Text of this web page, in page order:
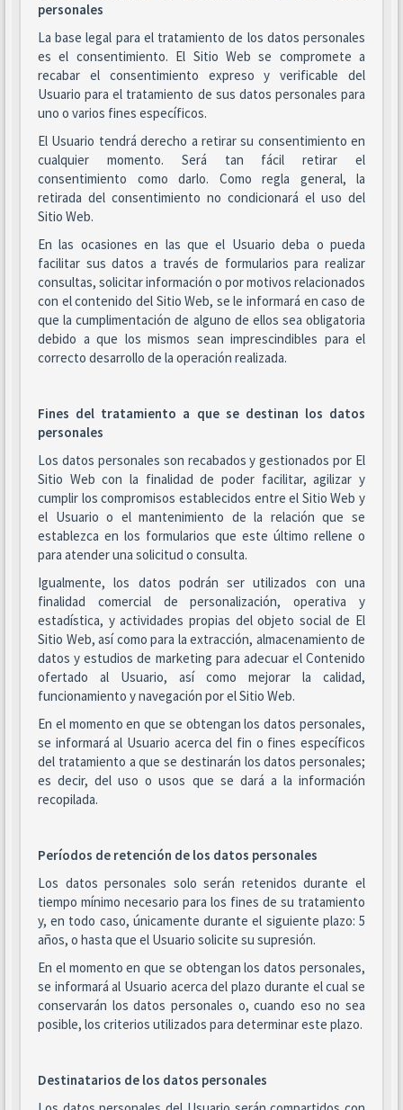
personales
La base legal para el tratamiento de los datos personales
es el consentimiento. El Sitio Web se compromete a
recabar el consentimiento expreso y verificable del
Usuario para el tratamiento de sus datos personales para
uno o varios fines específicos.
El Usuario tendrá derecho a retirar su consentimiento en
cualquier momento. Será tan fácil retirar el
consentimiento como darlo. Como regla general, la
retirada del consentimiento no condicionará el uso del
Sitio Web.
En las ocasiones en las que el Usuario deba o pueda
facilitar sus datos a través de formularios para realizar
consultas, solicitar información o por motivos relacionados
con el contenido del Sitio Web, se le informará en caso de
que la cumplimentación de alguno de ellos sea obligatoria
debido a que los mismos sean imprescindibles para el
correcto desarrollo de la operación realizada.
Fines del tratamiento a que se destinan los datos
personales
Los datos personales son recabados y gestionados por El
Sitio Web con la finalidad de poder facilitar, agilizar y
cumplir los compromisos establecidos entre el Sitio Web y
el Usuario o el mantenimiento de la relación que se
establezca en los formularios que este último rellene o
para atender una solicitud o consulta.
Igualmente, los datos podrán ser utilizados con una
finalidad comercial de personalización, operativa y
estadística, y actividades propias del objeto social de El
Sitio Web, así como para la extracción, almacenamiento de
datos y estudios de marketing para adecuar el Contenido
ofertado al Usuario, así como mejorar la calidad,
funcionamiento y navegación por el Sitio Web.
En el momento en que se obtengan los datos personales,
se informará al Usuario acerca del fin o fines específicos
del tratamiento a que se destinarán los datos personales;
es decir, del uso o usos que se dará a la información
recopilada.
Períodos de retención de los datos personales
Los datos personales solo serán retenidos durante el
tiempo mínimo necesario para los fines de su tratamiento
y, en todo caso, únicamente durante el siguiente plazo: 5
años, o hasta que el Usuario solicite su supresión.
En el momento en que se obtengan los datos personales,
se informará al Usuario acerca del plazo durante el cual se
conservarán los datos personales o, cuando eso no sea
posible, los criterios utilizados para determinar este plazo.
Destinatarios de los datos personales